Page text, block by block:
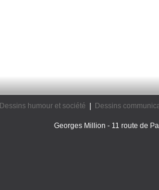
Dessins humour et société Dessins
Georges Million - 11 route de